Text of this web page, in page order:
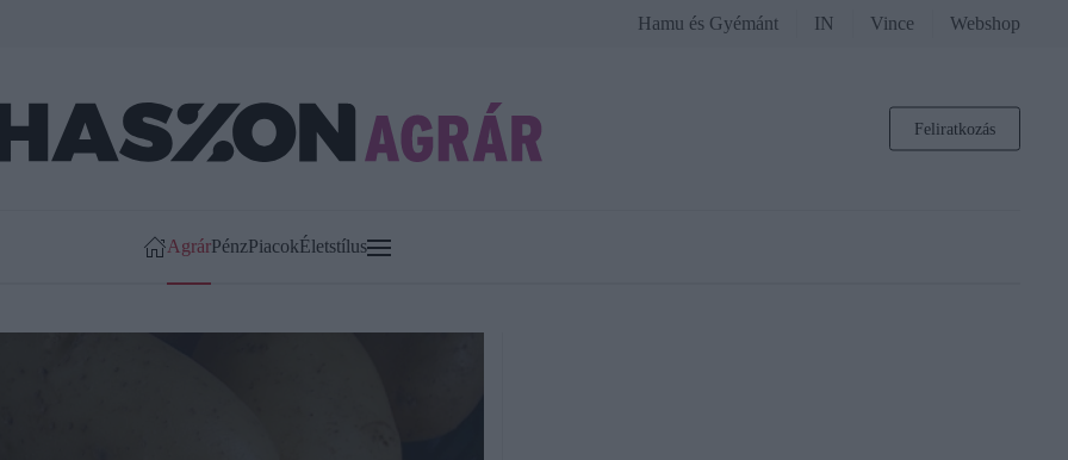
Hamu és Gyémánt IN Vince Webshop
Feliratkozás
AgrárPénzPiacokÉletstílus